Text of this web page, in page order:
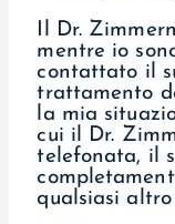
Il Dr.
mentre io
contattato il
trattamento
la mia
cui il Dr.
telefonata, il
qualsiasi